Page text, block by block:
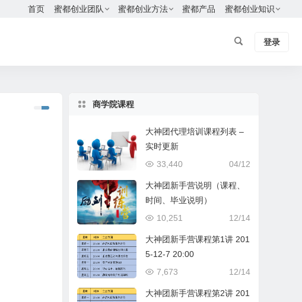
首页 蜜都创业团队 蜜都创业方法 蜜都产品 蜜都创业知识
登录
商学院课程
大神团代理培训课程列表 –
实时更新
04/12
33,440
大神团新手营说明（课程、
时间、毕业说明）
12/14
10,251
大神团新手营课程第1讲 201
5-12-7 20:00
12/14
7,673
大神团新手营课程第2讲 201